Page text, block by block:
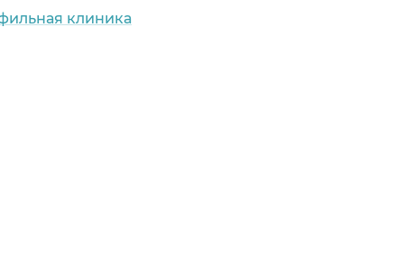
клиника